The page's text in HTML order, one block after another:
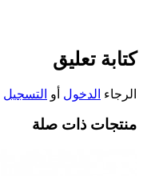
كتابة تعليق
الرجاء الدخول أو التسجيل
منتجات ذات صلة